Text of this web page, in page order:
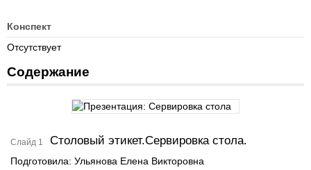
Конспект
Отсутствует
Содержание
Слайд 1 Столовый этикет.Сервировка стола.
Подготовила: Ульянова Елена Викторовна